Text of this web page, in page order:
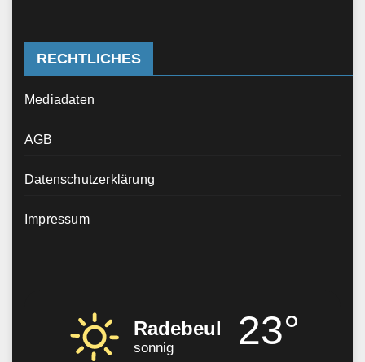
RECHTLICHES
Mediadaten
AGB
Datenschutzerklärung
Impressum
Radebeul
sonnig 23°